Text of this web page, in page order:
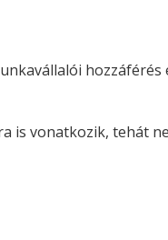
hozzáférés
is vonatkozik, tehát